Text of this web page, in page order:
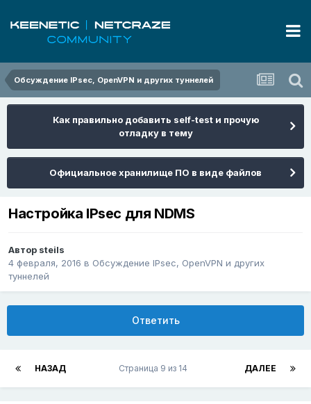
Обсуждение IPsec, OpenVPN и других туннелей
Как правильно добавить self-test и прочую
отладку в тему
Официальное хранилище ПО в виде файлов
Настройка IPsec для NDMS
Автор steils
4 февраля, 2016 в Обсуждение IPsec, OpenVPN и других
туннелей
Ответить
НАЗАД ДАЛЕЕ
Страница 9 из 14